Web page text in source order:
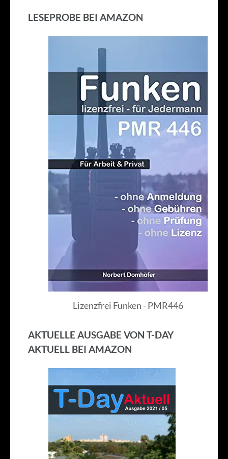
LESEPROBE BEI AMAZON
Lizenzfrei Funken - PMR446
AKTUELLE AUSGABE VON T-DAY
AKTUELL BEI AMAZON